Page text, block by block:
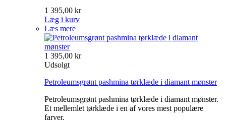
1 395,00 kr
Læg i kurv
Læs mere
1 395,00 kr
Udsolgt
Petroleumsgrønt pashmina tørklæde i diamant mønster
Petroleumsgrønt pashmina tørklæde i diamant mønster.
Et mellemlet tørklæde i en af vores mest populære
farver.